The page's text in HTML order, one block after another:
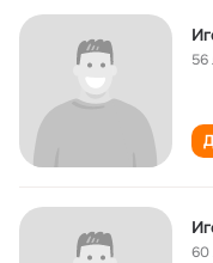
56
60